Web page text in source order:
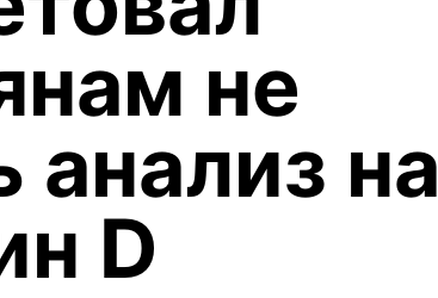
не
анализ на
D